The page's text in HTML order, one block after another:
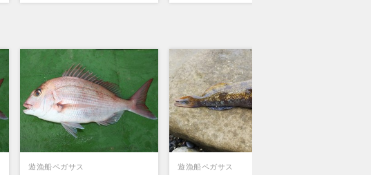
遊漁船ペガサス 遊漁船ペガサス